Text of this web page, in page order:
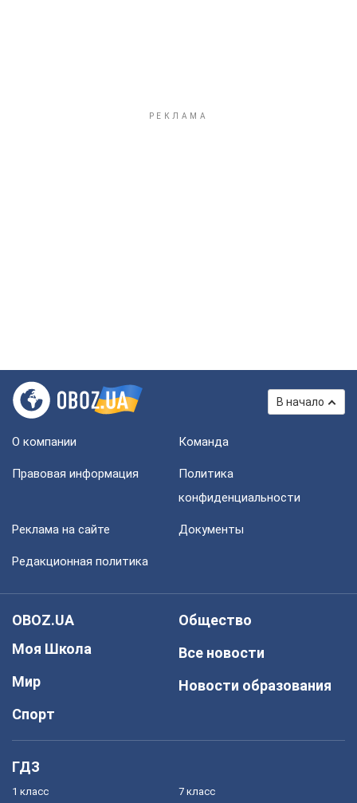
В начало
О компании Команда
Правовая информация
Политика
конфиденциальности
Реклама на сайте Документы
Редакционная политика
OBOZ.UA
Моя Школа
Мир
Спорт
Общество
Все новости
Новости образования
ГДЗ
1 класс 7 класс